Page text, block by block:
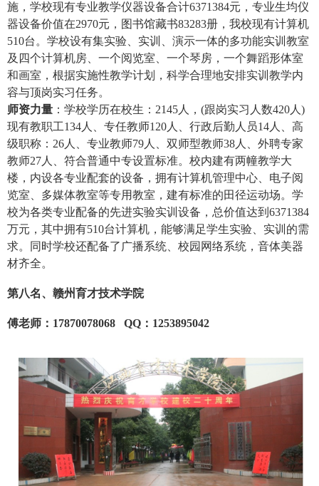
施，学校现有专业教学仪器设备合计6371384元，专业生均仪
器设备价值在2970元，图书馆藏书83283册，我校现有计算机
510台。学校设有集实验、实训、演示一体的多功能实训教室
及四个计算机房、一个阅览室、一个琴房，一个舞蹈形体室
和画室，根据实施性教学计划，科学合理地安排实训教学内
容与顶岗实习任务。
师资力量 ：学校学历在校生：2145人，(跟岗实习人数420人)
现有教职工134人、专任教师120人、行政后勤人员14人、高
级职称：26人、专业教师79人、双师型教师38人、外聘专家
教师27人、符合普通中专设置标准。校内建有两幢教学大
楼，内设各专业配套的设备，拥有计算机管理中心、电子阅
览室、多媒体教室等专用教室，建有标准的田径运动场。学
校为各类专业配备的先进实验实训设备，总价值达到6371384
万元，其中拥有510台计算机，能够满足学生实验、实训的需
求。同时学校还配备了广播系统、校园网络系统，音体美器
材齐全。
第八名、赣州育才技术学院
傅老师：17870078068 QQ：1253895042